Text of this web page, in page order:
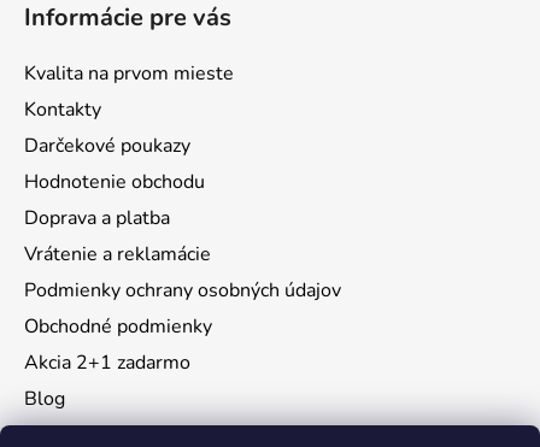
Informácie pre vás
Kvalita na prvom mieste
Kontakty
Darčekové poukazy
Hodnotenie obchodu
Doprava a platba
Vrátenie a reklamácie
Podmienky ochrany osobných údajov
Obchodné podmienky
Akcia 2+1 zadarmo
Blog